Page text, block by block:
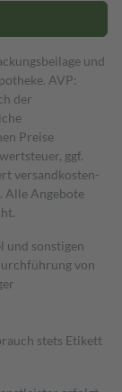
und
AVP:
der
Preise
ggf.
versand­kosten­
Alle Angebote
und sonstigen
von
stets Etikett